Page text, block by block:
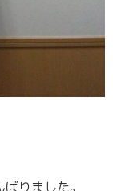
りました。